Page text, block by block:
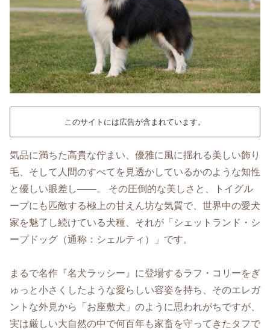
このサイトには広告が含まれています。
気品に満ちた高貴な佇まい、優雅に風に揺れる美しい飾り
毛、そして人間のすべてを見透かしているかのような知性
と優しい眼差し――。 その圧倒的な美しさと、トイグル
ープにも匹敵する極上の甘えん坊な気質で、世界中の愛犬
家を魅了し続けている犬種、それが「シェットランド・シ
ープドッグ（通称：シェルティ）」です。
まるで名作『名犬ラッシー』に登場するラフ・コリーをぎ
ゅっと小さくしたような愛らしい容姿を持ち、そのエレガ
ントな外見から「お座敷犬」のように思われがちですが、
実は厳しい大自然の中で何百年も家畜を守ってきたタフで